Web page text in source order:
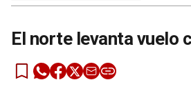
El norte levanta vuelo